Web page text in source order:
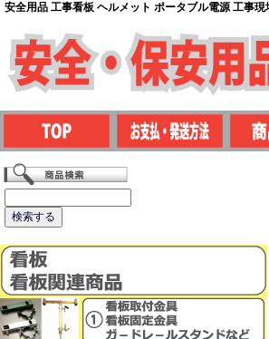
安全用品 工事看板 ヘルメット ポータブル電源 工事